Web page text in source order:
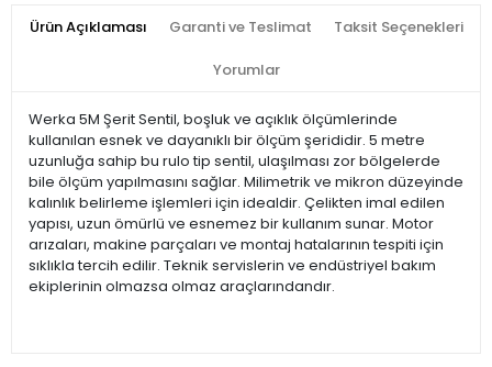
Ürün Açıklaması Garanti ve Teslimat Taksit Seçenekleri
Yorumlar
Werka 5M Şerit Sentil, boşluk ve açıklık ölçümlerinde
kullanılan esnek ve dayanıklı bir ölçüm şerididir. 5 metre
uzunluğa sahip bu rulo tip sentil, ulaşılması zor bölgelerde
bile ölçüm yapılmasını sağlar. Milimetrik ve mikron düzeyinde
kalınlık belirleme işlemleri için idealdir. Çelikten imal edilen
yapısı, uzun ömürlü ve esnemez bir kullanım sunar. Motor
arızaları, makine parçaları ve montaj hatalarının tespiti için
sıklıkla tercih edilir. Teknik servislerin ve endüstriyel bakım
ekiplerinin olmazsa olmaz araçlarındandır.